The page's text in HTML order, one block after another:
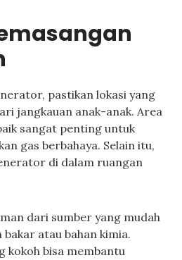
pastikan lokasi yang
jangkauan anak-anak. Area
sangat penting untuk
gas berbahaya. Selain itu,
di dalam ruangan
dari sumber yang mudah
atau bahan kimia.
kokoh bisa membantu